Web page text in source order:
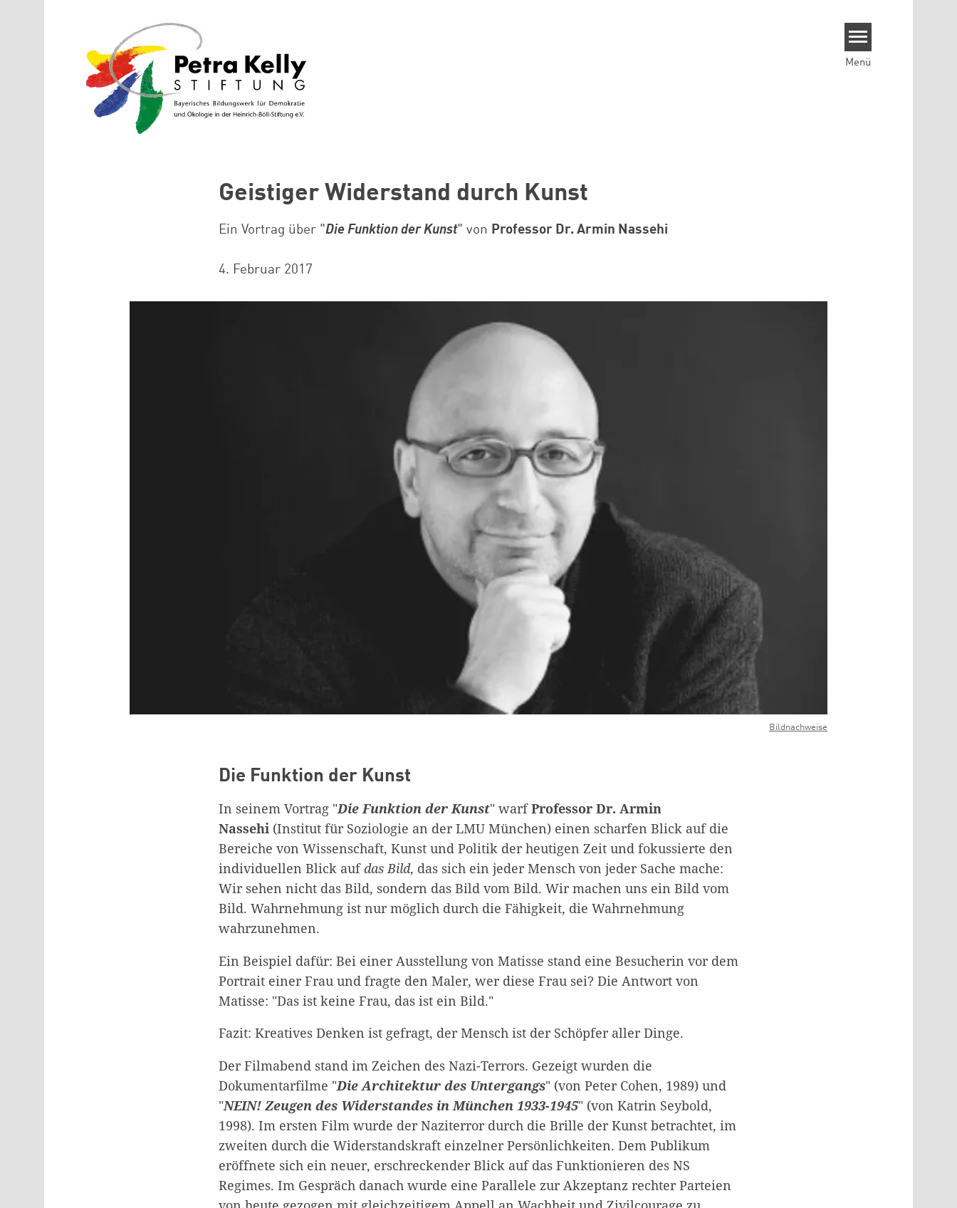
Menü
Geistiger Widerstand durch Kunst
Ein Vortrag über "Die Funktion der Kunst" von Professor Dr. Armin Nassehi
4. Februar 2017
Bildnachweise
Die Funktion der Kunst
In seinem Vortrag "Die Funktion der Kunst" warfProfessor Dr. Armin
Nassehi (Institut für Soziologie an der LMU München) einen scharfen Blick auf die
Bereiche von Wissenschaft, Kunst und Politik der heutigen Zeit und fokussierte den
individuellen Blick aufdas Bild, das sich ein jeder Mensch von jeder Sache mache:
Wir sehen nicht das Bild, sondern das Bild vom Bild. Wir machen uns ein Bild vom
Bild. Wahrnehmung ist nur möglich durch die Fähigkeit, die Wahrnehmung
wahrzunehmen.
Ein Beispiel dafür: Bei einer Ausstellung von Matisse stand eine Besucherin vor dem
Portrait einer Frau und fragte den Maler, wer diese Frau sei? Die Antwort von
Matisse: "Das ist keine Frau, das ist ein Bild."
Fazit: Kreatives Denken ist gefragt, der Mensch ist der Schöpfer aller Dinge.
Der Filmabend stand im Zeichen des Nazi-Terrors. Gezeigt wurden die
Dokumentarfilme "Die Architektur des Untergangs" (von Peter Cohen, 1989) und
"NEIN! Zeugen des Widerstandes in München 1933-1945" (von Katrin Seybold,
1998). Im ersten Film wurde der Naziterror durch die Brille der Kunst betrachtet, im
zweiten durch die Widerstandskraft einzelner Persönlichkeiten. Dem Publikum
eröffnete sich ein neuer, erschreckender Blick auf das Funktionieren des NS
Regimes. Im Gespräch danach wurde eine Parallele zur Akzeptanz rechter Parteien